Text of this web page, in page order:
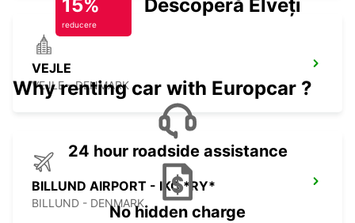
VEJLE
VEJLE - DENMARK
BILLUND AIRPORT - IKC *RY*
BILLUND - DENMARK
15%
reducere
Descoperă Elveția
Why renting car with Europcar ?
24 hour roadside assistance
No hidden charge